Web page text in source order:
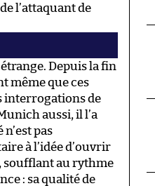
l’attaquant de
Depuis la fin
même que ces
interrogations de
aussi, il l’a
pas
à l’idée d’ouvrir
soufflant au rythme
: sa qualité de